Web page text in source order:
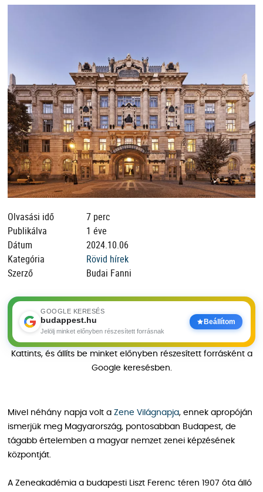
Olvasási idő
7 perc
Publikálva
1 éve
Dátum
2024.10.06
Kategória
Rövid hírek
Szerző
Budai Fanni
GOOGLE KERESÉS
budappest.hu
Jelölj minket előnyben részesített forrásnak
Beállítom
Kattints, és állíts be minket előnyben részesített forrásként a
Google keresésben.
Mivel néhány napja volt a Zene Világnapja, ennek apropóján
ismerjük meg Magyarország, pontosabban Budapest, de
tágabb értelemben a magyar nemzet zenei képzésének
központját.
A Zeneakadémia a budapesti Liszt Ferenc téren 1907 óta álló